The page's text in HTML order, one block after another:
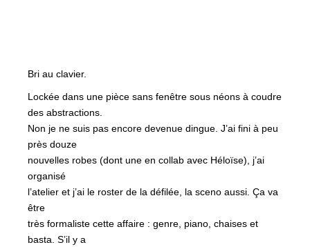
Bri au clavier.
Lockée dans une pièce sans fenêtre sous néons à coudre
des abstractions.
Non je ne suis pas encore devenue dingue. J’ai fini à peu
près douze
nouvelles robes (dont une en collab avec Héloïse), j’ai
organisé
l’atelier et j’ai le roster de la défilée, la sceno aussi. Ça va
être
très formaliste cette affaire : genre, piano, chaises et
basta. S’il y a